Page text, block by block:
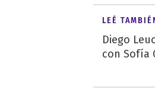
LEÉ
Diego
con Sofía